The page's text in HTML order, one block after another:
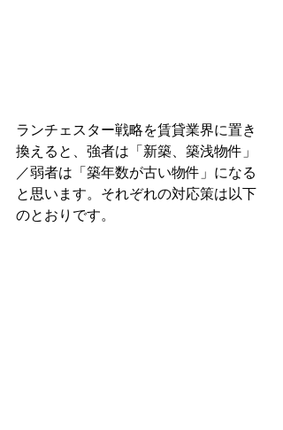
ランチェスター戦略を賃貸業界に置き
換えると、強者は「新築、築浅物件」
／弱者は「築年数が古い物件」になる
と思います。それぞれの対応策は以下
のとおりです。